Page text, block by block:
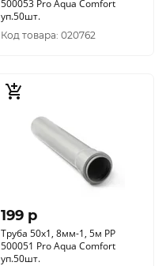
500053 Pro Aqua Comfort
уп.50шт.
Код товара: 020762
199 p
Труба 50х1, 8мм-1, 5м РР
500051 Pro Aqua Comfort
уп.50шт.